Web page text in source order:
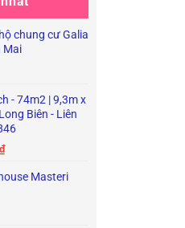
chung cư Galia
Mai
- 74m2 | 9,3m x
Biên - Liên
₫
Masteri